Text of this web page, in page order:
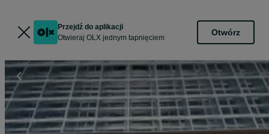
Przejdź do aplikacji
Otwieraj OLX jednym tapnięciem
Otwórz